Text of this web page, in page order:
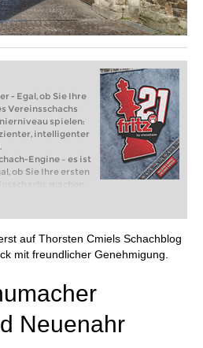
- Egal, ob Sie Ihre
Vereinsschachs
spielen:
intelligenter
Engine – es ist
ob Sie Ihre ersten
machen
spielen: Mit
intelligenter und
auf Thorsten Cmiels Schachblog
mit freundlicher Genehmigung.
Neuenahr